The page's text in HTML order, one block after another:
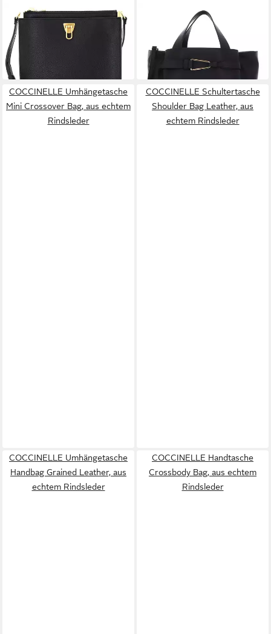
COCCINELLE
Umhängetasche Beat Soft
130,00 € 325,00 €
-60%
in 2-3 Werktagen bei dir
Schultertasche Malory
323,00 € UVP 380,00 €
-15%
in 2-3 Werktagen bei dir
COCCINELLE Umhängetasche
Mini Crossover Bag, aus echtem
Rindsleder
COCCINELLE Schultertasche
Shoulder Bag Leather, aus
echtem Rindsleder
COCCINELLE Umhängetasche
Handbag Grained Leather, aus
echtem Rindsleder
COCCINELLE Handtasche
Crossbody Bag, aus echtem
Rindsleder